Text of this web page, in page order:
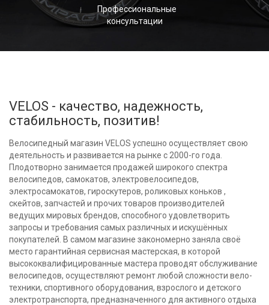
Профессиональные
консультации
VELOS - качество, надежность,
стабильность, позитив!
Велосипедный магазин VELOS успешно осуществляет свою
деятельность и развивается на рынке с 2000-го года.
Плодотворно занимается продажей широкого спектра
велосипедов, самокатов, электровелосипедов,
электросамокатов, гироскутеров, роликовых коньков ,
скейтов, запчастей и прочих товаров производителей
ведущих мировых брендов, способного удовлетворить
запросы и требования самых различных и искушённых
покупателей. В самом магазине закономерно заняла своё
место гарантийная сервисная мастерская, в которой
высококвалифицированные мастера проводят обслуживание
велосипедов, осуществляют ремонт любой сложности вело-
техники, спортивного оборудования, взрослого и детского
электротранспорта, предназначенного для активного отдыха